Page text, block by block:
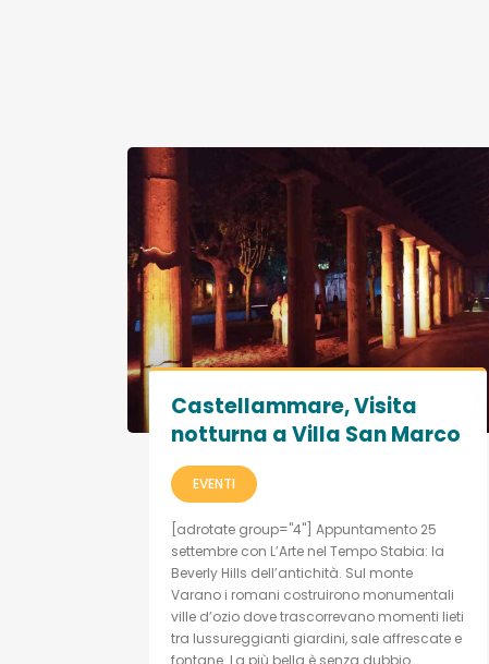
Castellammare, Visita
notturna a Villa San Marco
EVENTI
[adrotate group="4"] Appuntamento 25
settembre con L’Arte nel Tempo Stabia: la
Beverly Hills dell’antichità. Sul monte
Varano i romani costruirono monumentali
ville d’ozio dove trascorrevano momenti lieti
tra lussureggianti giardini, sale affrescate e